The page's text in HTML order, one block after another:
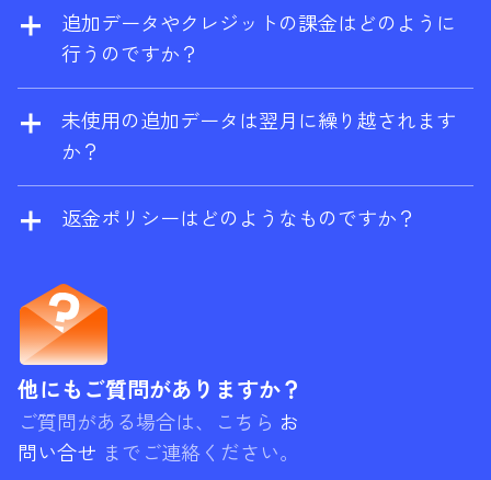
ラーとサイト監査に無料で限定的にアクセス
できる無料プラン
（support@ahrefs.com ）までご連絡くださ
い。
追加データやクレジットの課金はどのように
行うのですか？
追加の従量制クレジットとデータを有効にす
ると、消費量がプランの上限を超えた場合に
自動的に課金されます。年間プランをご利用
です。
未使用の追加データは翌月に繰り越されます
か？
はい。レポートクレジット、エクスポート行
数、クロールクレジット、API ユニットなどの
3ヶ月間有効になります。例えば、使用リセッ
ト日が 10 月 20 日で、10 月 15 日に PAYG ク
レジットを購入したならば、期限切れは 12 月
20 日になります。ただし、プリペイド分の上
限が常に先に消費されることにご注意くださ
い。
返金ポリシーはどのようなものですか？
ランの場合、サービスをご利用されていない
場合は返金を請求することができますが、お
客様のアカウントに重要なアクティビティが
確認された場合は、請求をお断りする場合が
あります。
他にもご質問がありますか？
ご質問がある場合は、こちら お
問い合せ までご連絡ください。